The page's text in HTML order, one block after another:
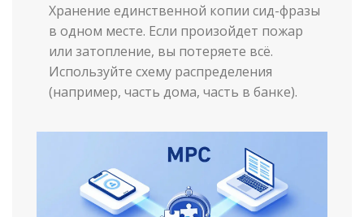
Хранение единственной копии сид-фразы
в одном месте. Если произойдет пожар
или затопление, вы потеряете всё.
Используйте схему распределения
(например, часть дома, часть в банке).